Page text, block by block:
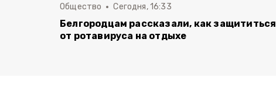
Общество Сегодня, 16:33
Белгородцам рассказали, как защититься
от ротавируса на отдыхе